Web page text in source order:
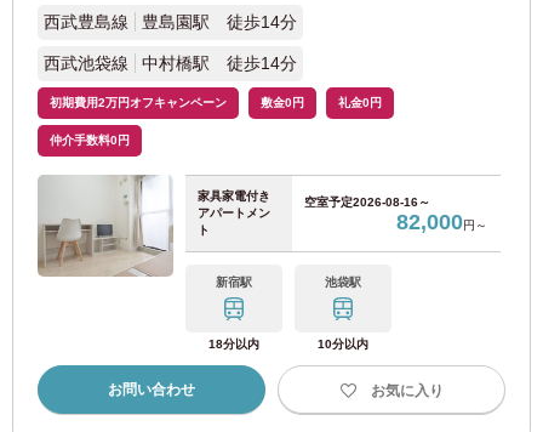
西武豊島線 豊島園駅 徒歩14分
西武池袋線 中村橋駅 徒歩14分
初期費用2万円オフキャンペーン 敷金0円 礼金0円
仲介手数料0円
家具家電付き
アパートメン
ト
空室予定2026-08-16～
82,000円～
新宿駅
18分以内
池袋駅
10分以内
お問い合わせ お気に入り
近鉄大阪線 (4)
近鉄奈良線 (2)
兵庫
JR東海道本線 (37)